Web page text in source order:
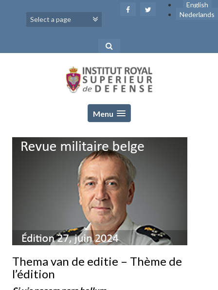
English
Nederlands
Menu
Thema van de editie – Thème de
l’édition